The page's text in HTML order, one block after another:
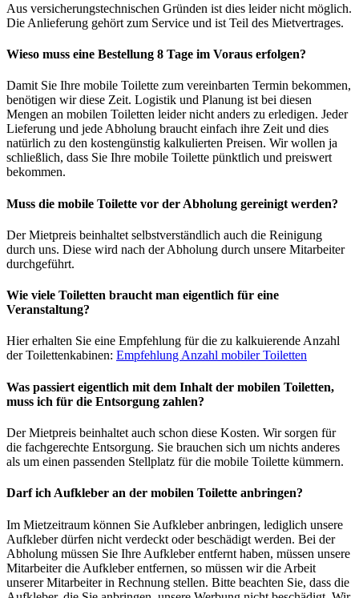
Aus versicherungstechnischen Gründen ist dies leider nicht möglich.
Die Anlieferung gehört zum Service und ist Teil des Mietvertrages.
Wieso muss eine Bestellung 8 Tage im Voraus erfolgen?
Damit Sie Ihre mobile Toilette zum vereinbarten Termin bekommen,
benötigen wir diese Zeit. Logistik und Planung ist bei diesen
Mengen an mobilen Toiletten leider nicht anders zu erledigen. Jeder
Lieferung und jede Abholung braucht einfach ihre Zeit und dies
natürlich zu den kostengünstig kalkulierten Preisen. Wir wollen ja
schließlich, dass Sie Ihre mobile Toilette pünktlich und preiswert
bekommen.
Muss die mobile Toilette vor der Abholung gereinigt werden?
Der Mietpreis beinhaltet selbstverständlich auch die Reinigung
durch uns. Diese wird nach der Abholung durch unsere Mitarbeiter
durchgeführt.
Wie viele Toiletten braucht man eigentlich für eine
Veranstaltung?
Hier erhalten Sie eine Empfehlung für die zu kalkuierende Anzahl
der Toilettenkabinen: Empfehlung Anzahl mobiler Toiletten
Was passiert eigentlich mit dem Inhalt der mobilen Toiletten,
muss ich für die Entsorgung zahlen?
Der Mietpreis beinhaltet auch schon diese Kosten. Wir sorgen für
die fachgerechte Entsorgung. Sie brauchen sich um nichts anderes
als um einen passenden Stellplatz für die mobile Toilette kümmern.
Darf ich Aufkleber an der mobilen Toilette anbringen?
Im Mietzeitraum können Sie Aufkleber anbringen, lediglich unsere
Aufkleber dürfen nicht verdeckt oder beschädigt werden. Bei der
Abholung müssen Sie Ihre Aufkleber entfernt haben, müssen unsere
Mitarbeiter die Aufkleber entfernen, so müssen wir die Arbeit
unserer Mitarbeiter in Rechnung stellen. Bitte beachten Sie, dass die